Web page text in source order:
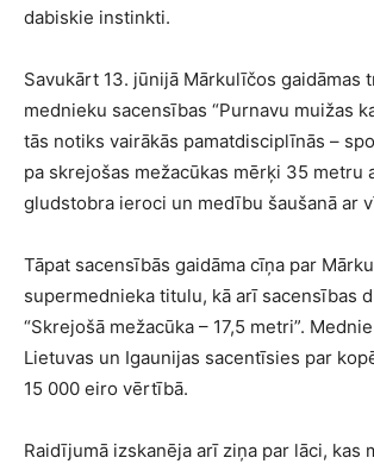
dabiskie instinkti.
Savukārt 13. jūnijā Mārkulīčos gaidāmas
mednieku sacensības “Purnavu muižas
tās notiks vairākās pamatdisciplīnās –
pa skrejošas mežacūkas mērķi 35 metru
gludstobra ieroci un medību šaušanā ar
Tāpat sacensībās gaidāma cīņa par
supermednieka titulu, kā arī sacensības
“Skrejošā mežacūka – 17,5 metri”.
Lietuvas un Igaunijas sacentīsies par
15 000 eiro vērtībā.
Raidījumā izskanēja arī ziņa par lāci, kas